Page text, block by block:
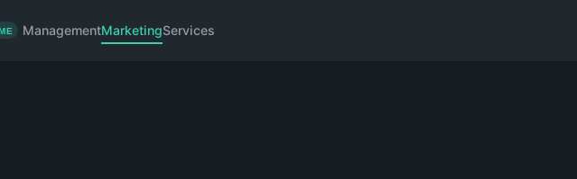
ManagementMarketingServices